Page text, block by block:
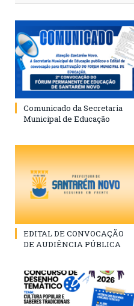
Comunicado da Secretaria
Municipal de Educação
EDITAL DE CONVOCAÇÃO
DE AUDIÊNCIA PÚBLICA